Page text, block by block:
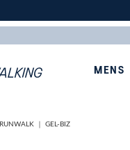
MENS
RUNWALK ｜ GEL-BIZ